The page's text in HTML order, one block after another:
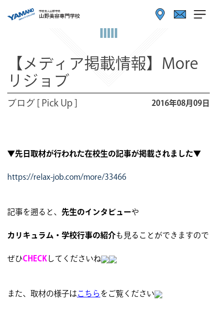
【メディア掲載情報】More
リジョブ
ブログ [ Pick Up ] 2016年08月09日
▼先日取材が行われた在校生の記事が掲載されました▼
https://relax-job.com/more/33466
記事を遡ると、 先生のインタビューや
カリキュラム・学校行事の紹介も見ることができますので
ぜひCHECK してくださいね
また、取材の様子はこちら をご覧ください